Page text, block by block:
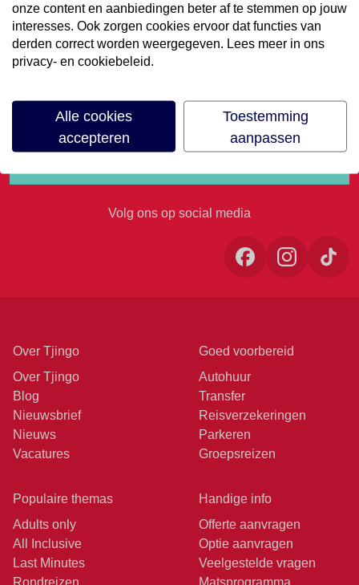
volgende vakantie
Meld je aan voor onze nieuwsbrief
Volg ons op social media
Over Tjingo
Over Tjingo
Blog
Nieuwsbrief
Nieuws
Vacatures
Goed voorbereid
Autohuur
Transfer
Reisverzekeringen
Parkeren
Groepsreizen
Populaire themas
Adults only
All Inclusive
Last Minutes
Rondreizen
Handige info
Offerte aanvragen
Optie aanvragen
Veelgestelde vragen
Matsprogramma
onze content en aanbiedingen beter af te stemmen op jouw
interesses. Ook zorgen cookies ervoor dat functies van
derden correct worden weergegeven. Lees meer in ons
privacy- en cookiebeleid.
Alle cookies
accepteren
Toestemming
aanpassen